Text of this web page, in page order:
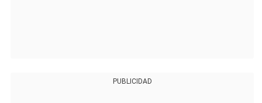
PUBLICIDAD